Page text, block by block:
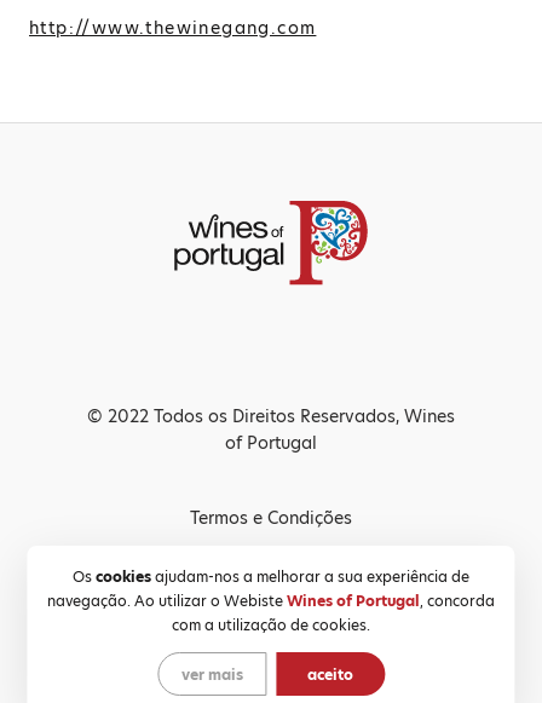
http://www.thewinegang.com
Oscookiesajudam-nos a melhorar a sua experiência de
navegação. Ao utilizar o WebisteWines of Portugal, concorda
com a utilização de cookies.
ver mais aceito
© 2022 Todos os Direitos Reservados, Wines
of Portugal
Termos e Condições
Política de Privacidade
Política de Cookies